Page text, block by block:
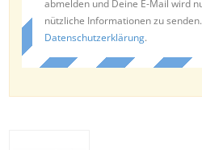
abmelden und Deine E-Mail wird
nützliche Informationen zu
Datenschutzerklärung.